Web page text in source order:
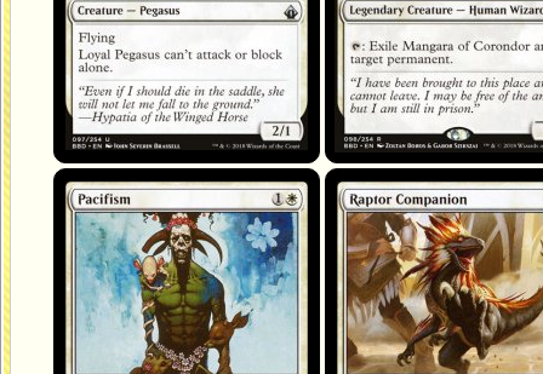
Pacifisme Compagnon raptor